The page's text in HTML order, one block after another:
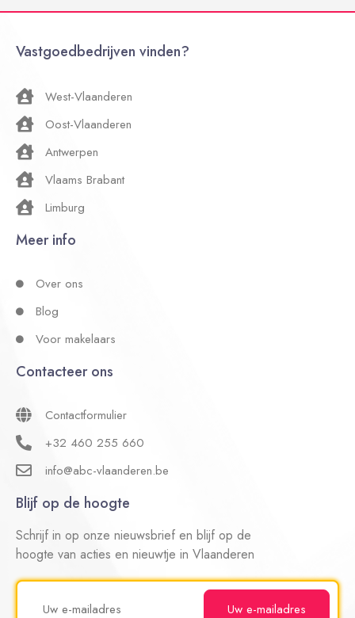
Vastgoedbedrijven vinden?
West-Vlaanderen
Oost-Vlaanderen
Antwerpen
Vlaams Brabant
Limburg
Meer info
Over ons
Blog
Voor makelaars
Contacteer ons
Contactformulier
+32 460 255 660
info@abc-vlaanderen.be
Blijf op de hoogte
Schrijf in op onze nieuwsbrief en blijf op de
hoogte van acties en nieuwtje in Vlaanderen